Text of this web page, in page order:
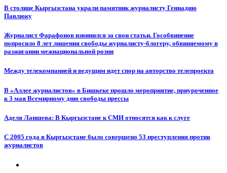
В столице Кыргызстана украли памятник журналисту Геннадию
Павлюку
Журналист Фарафонов извинился за свои статьи. Гособвинение
попросило 8 лет лишения свободы журналисту-блогеру, обвиняемому в
разжигании межнациональной розни
Между телекомпанией и ведущим идет спор на авторство телепроекта
В «Аллее журналистов» в Бишкеке прошло мероприятие, приуроченное
к 3 мая Всемирному дню свободы прессы
Аделя Лаишева: В Кыргызстане к СМИ относятся как к слуге
С 2005 года в Кыргызстане было совершено 53 преступления против
журналистов